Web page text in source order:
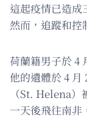
這起疫情已造成
然而，追蹤和控
荷蘭籍男子於 4
他的遺體於 4 月
（St. Helena
一天後飛往南非